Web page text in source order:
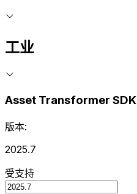
工业
Asset Transformer SDK
版本:
2025.7
受支持